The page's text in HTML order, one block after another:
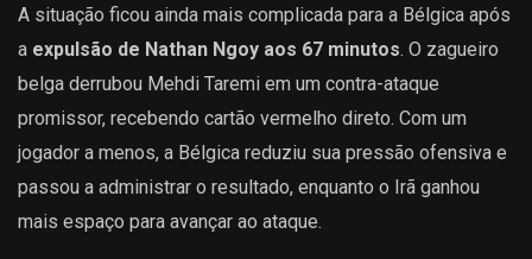
A situação ficou ainda mais complicada para a Bélgica após
a expulsão de Nathan Ngoy aos 67 minutos. O zagueiro
belga derrubou Mehdi Taremi em um contra-ataque
promissor, recebendo cartão vermelho direto. Com um
jogador a menos, a Bélgica reduziu sua pressão ofensiva e
passou a administrar o resultado, enquanto o Irã ganhou
mais espaço para avançar ao ataque.